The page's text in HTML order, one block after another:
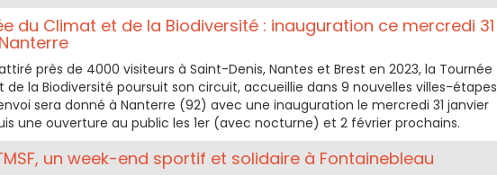
du Climat et de la Biodiversité : inauguration ce mercredi 31
près de 4000 visiteurs à Saint-Denis, Nantes et Brest en 2023, la Tournée
de la Biodiversité poursuit son circuit, accueillie dans 9 nouvelles villes-étapes
sera donné à Nanterre (92) avec une inauguration le mercredi 31 janvier
une ouverture au public les 1er (avec nocturne) et 2 février prochains.
un week-end sportif et solidaire à Fontainebleau